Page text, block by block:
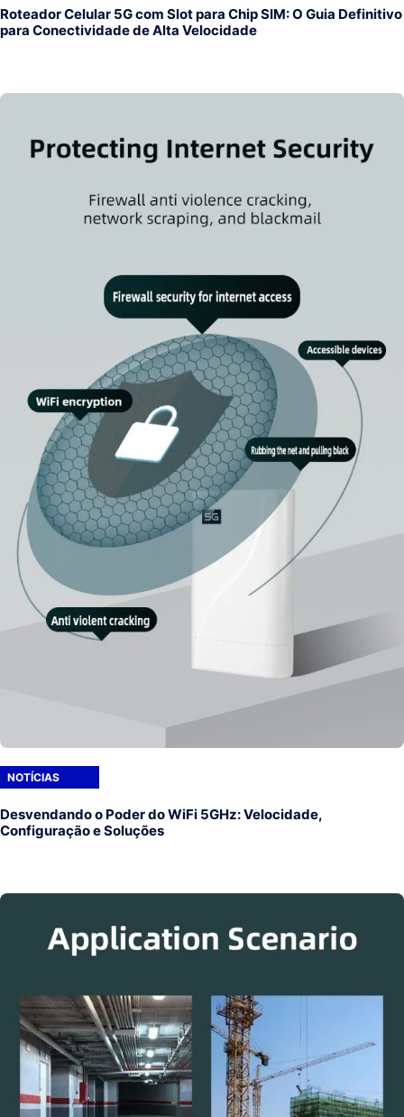
Roteador Celular 5G com Slot para Chip SIM: O Guia Definitivo
para Conectividade de Alta Velocidade
NOTÍCIAS
Desvendando o Poder do WiFi 5GHz: Velocidade,
Configuração e Soluções